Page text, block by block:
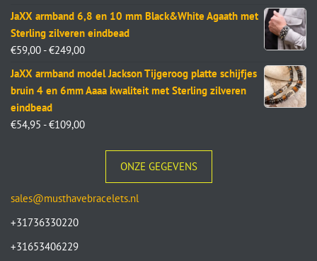
JaXX armband 6,8 en 10 mm Black&White Agaath met
Sterling zilveren eindbead
€59,00 - €249,00
JaXX armband model Jackson Tijgeroog platte schijfjes
bruin 4 en 6mm Aaaa kwaliteit met Sterling zilveren
eindbead
€54,95 - €109,00
ONZE GEGEVENS
sales@musthavebracelets.nl
+31736330220
+31653406229